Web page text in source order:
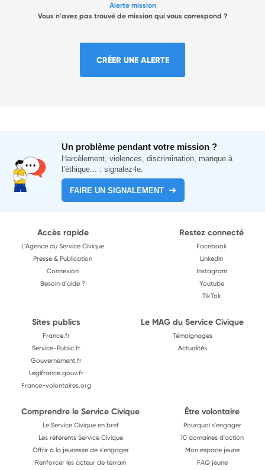
Alerte mission
Vous n'avez pas trouvé de mission qui vous correspond ?
CRÉER UNE ALERTE
Un problème pendant votre mission ?
Harcèlement, violences, discrimination, manque à
l’éthique... : signalez-le.
FAIRE UN SIGNALEMENT
Accès rapide
L'Agence du Service Civique
Presse & Publication
Connexion
Besoin d'aide ?
Restez connecté
Facebook
Linkedin
Instagram
Youtube
TikTok
Sites publics
France.fr
Service-Public.fr
Gouvernement.fr
Legifrance.gouv.fr
France-volontaires.org
Le MAG du Service Civique
Témoignages
Actualités
Comprendre le Service Civique
Le Service Civique en bref
Les référents Service Civique
Offrir à la jeunesse de s'engager
Renforcer les acteur de terrain
Être volontaire
Pourquoi s'engager
10 domaines d'action
Mon espace jeune
FAQ jeune